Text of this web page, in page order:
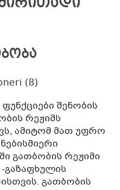
შენობის
რეჟიმს
ამიტომ მათ უფრო
გათბობის რეჟიმი
გათბობის